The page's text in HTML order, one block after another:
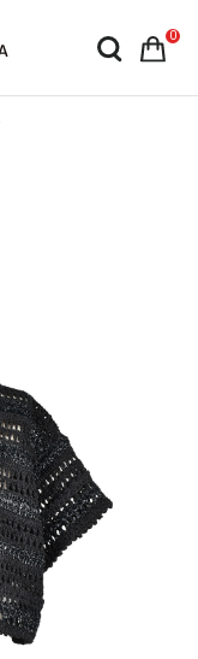
0